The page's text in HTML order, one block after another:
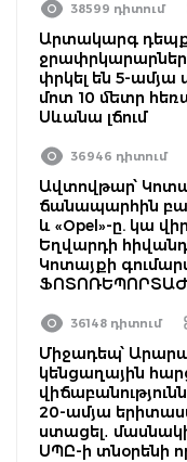
38599 դիտում
Արտակարգ դեպք
փրկել են 5-
մոտ 10 մետր
Սևանա լճում
36946 դիտում
Ավտովթար՝
ճանապարհին
և «Opel»-ը. կա
Եղվարդի
Կոտայքի
36148 դիտում
Միջադեպ՝
կենցաղային
20-ամյա
ստացել․
ՍՊԸ-ի տնօրենի